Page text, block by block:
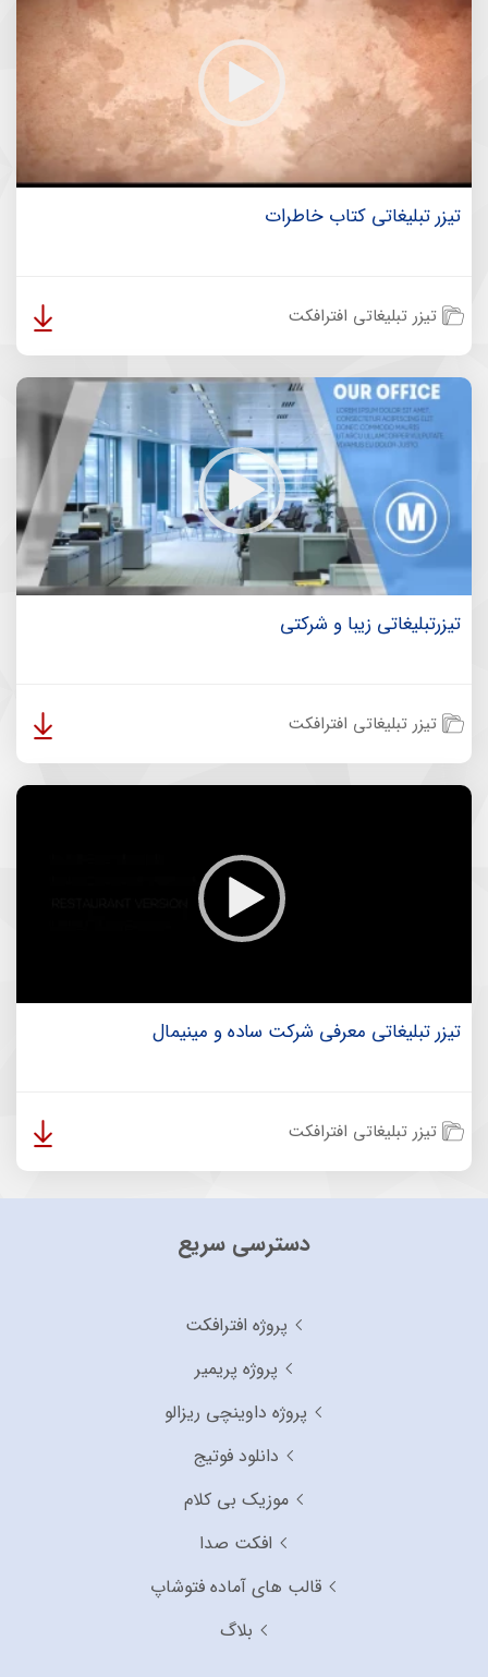
تیزر تبلیغاتی کتاب خاطرات
تیزر تبلیغاتی افترافکت
تیزرتبلیغاتی زیبا و شرکتی
تیزر تبلیغاتی افترافکت
تیزر تبلیغاتی معرفی شرکت ساده و مینیمال
تیزر تبلیغاتی افترافکت
دسترسی سریع
پروژه افترافکت
پروژه پریمیر
پروژه داوینچی ریزالو
دانلود فوتیج
موزیک بی کلام
افکت صدا
قالب های آماده فتوشاپ
بلاگ